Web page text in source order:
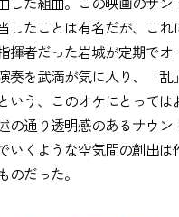
したことは有名だが、これ
揮者だった岩城が定期でオ
奏を武満が気に入り、「乱
いう、このオケにとっては
の通り透明感のあるサウン
いくような空気間の創出は
のだった。